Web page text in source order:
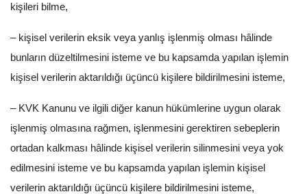
kişileri bilme,
– kişisel verilerin eksik veya yanlış işlenmiş olması hâlinde
bunların düzeltilmesini isteme ve bu kapsamda yapılan işlemin
kişisel verilerin aktarıldığı üçüncü kişilere bildirilmesini isteme,
– KVK Kanunu ve ilgili diğer kanun hükümlerine uygun olarak
işlenmiş olmasına rağmen, işlenmesini gerektiren sebeplerin
ortadan kalkması hâlinde kişisel verilerin silinmesini veya yok
edilmesini isteme ve bu kapsamda yapılan işlemin kişisel
verilerin aktarıldığı üçüncü kişilere bildirilmesini isteme,